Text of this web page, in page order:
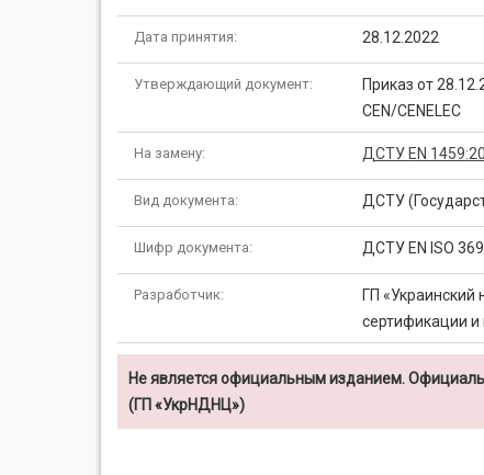
Дата принятия: 28.12.2022
Утверждающий документ:
Приказ от
CEN/CENELEC
На замену: ДСТУ EN
Вид документа: ДСТУ
Шифр документа: ДСТУ EN ISO
Разработчик:
ГП
сертификации и
Не является официальным изданием.
(ГП «УкрНДНЦ»)